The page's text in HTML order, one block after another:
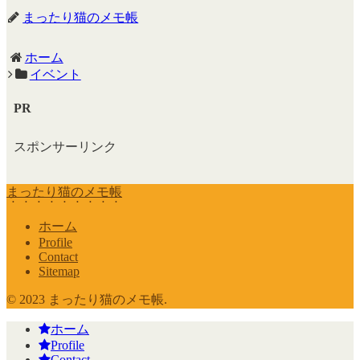
まったり猫のメモ帳
ホーム
イベント
PR
スポンサーリンク
まったり猫のメモ帳
ホーム
Profile
Contact
Sitemap
© 2023 まったり猫のメモ帳.
ホーム
Profile